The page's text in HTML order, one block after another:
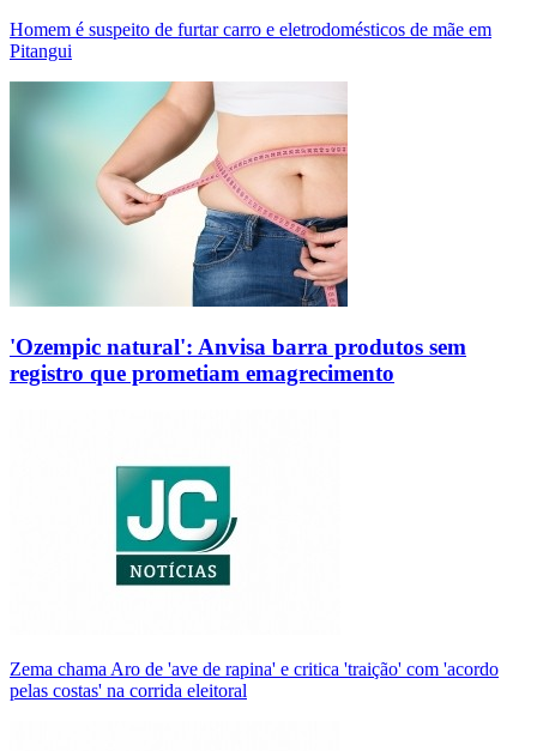
Homem é suspeito de furtar carro e eletrodomésticos de mãe em
Pitangui
'Ozempic natural': Anvisa barra produtos sem
registro que prometiam emagrecimento
Zema chama Aro de 'ave de rapina' e critica 'traição' com 'acordo
pelas costas' na corrida eleitoral